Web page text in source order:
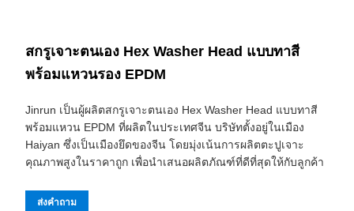
สกรูเจาะตนเอง Hex Washer Head แบบทาสี
พร้อมแหวนรอง EPDM
Jinrun เป็นผู้ผลิตสกรูเจาะตนเอง Hex Washer Head แบบทาสี
พร้อมแหวน EPDM ที่ผลิตในประเทศจีน บริษัทตั้งอยู่ในเมือง
Haiyan ซึ่งเป็นเมืองยึดของจีน โดยมุ่งเน้นการผลิตตะปูเจาะ
คุณภาพสูงในราคาถูก เพื่อนำเสนอผลิตภัณฑ์ที่ดีที่สุดให้กับลูกค้า
ส่งคำถาม